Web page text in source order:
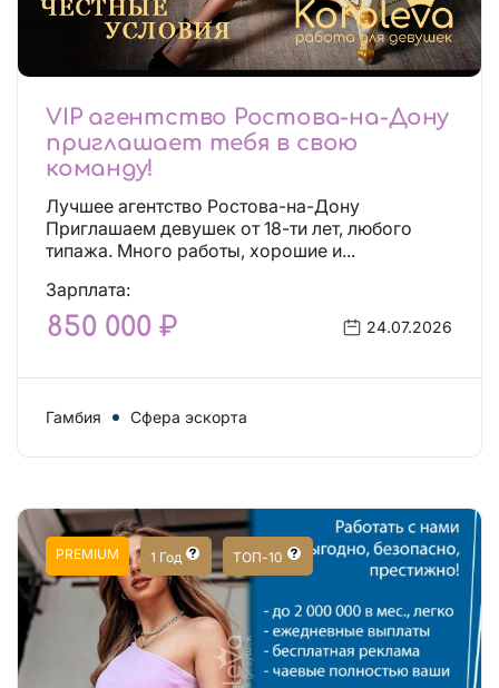
VIP агентство Ростова-на-Дону
приглашает тебя в свою
команду!
Лучшее агентство Ростова-на-Дону
Приглашаем девушек от 18-ти лет, любого
типажа. Много работы, хорошие и...
Зарплата:
850 000 ₽ 24.07.2026
Гамбия Сфера эскорта
PREMIUM 1 Год ТОП-10